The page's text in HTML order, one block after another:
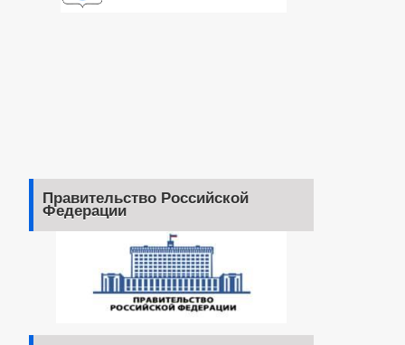
Правительство Российской
Федерации